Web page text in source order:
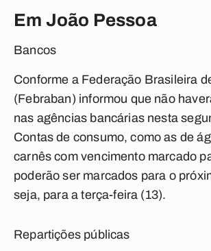
Em João Pessoa
Bancos
Conforme a Federação Brasileira
(Febraban) informou que não
nas agências bancárias nesta
Contas de consumo, como as de
carnês com vencimento marcado
poderão ser marcados para o
seja, para a terça-feira (13).
Repartições públicas